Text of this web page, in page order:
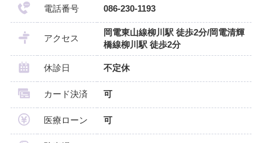
電話番号 086-230-1193
アクセス
岡電東山線柳川駅 徒歩2分/岡電清輝
橋線柳川駅 徒歩2分
休診日 不定休
カード決済 可
医療ローン 可